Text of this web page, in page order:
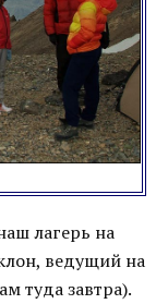
лагерь на
ведущий на
туда завтра).